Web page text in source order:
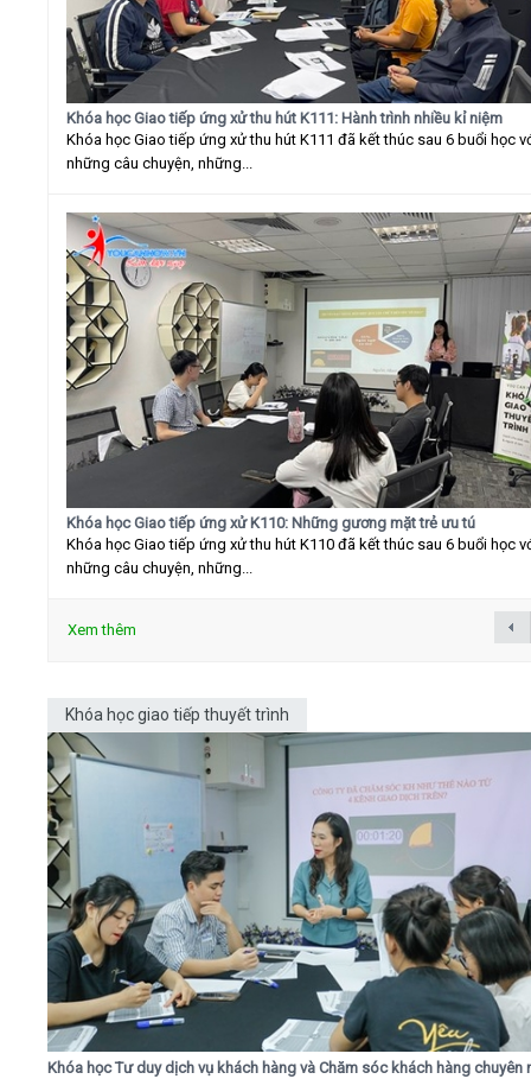
Khóa học Giao tiếp ứng xử thu hút K111: Hành trình nhiều kỉ niệm
Khóa học Giao tiếp ứng xử thu hút K111 đã kết thúc sau 6 buổi học
những câu chuyện, những...
Khóa học Giao tiếp ứng xử K110: Những gương mặt trẻ ưu tú
Khóa học Giao tiếp ứng xử thu hút K110 đã kết thúc sau 6 buổi học
những câu chuyện, những...
Xem thêm
Khóa học giao tiếp thuyết trình
Khóa học Tư duy dịch vụ khách hàng và Chăm sóc khách hàng chuyên